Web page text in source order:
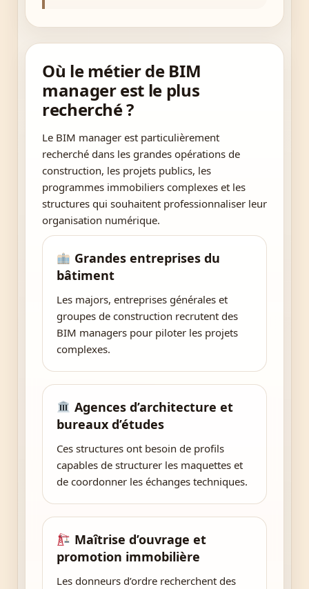
Où le métier de BIM
manager est le plus
recherché ?
Le BIM manager est particulièrement
recherché dans les grandes opérations de
construction, les projets publics, les
programmes immobiliers complexes et les
structures qui souhaitent professionnaliser leur
organisation numérique.
Grandes entreprises du
bâtiment
Les majors, entreprises générales et
groupes de construction recrutent des
BIM managers pour piloter les projets
complexes.
Agences d’architecture et
bureaux d’études
Ces structures ont besoin de profils
capables de structurer les maquettes et
de coordonner les échanges techniques.
Maîtrise d’ouvrage et
promotion immobilière
Les donneurs d’ordre recherchent des